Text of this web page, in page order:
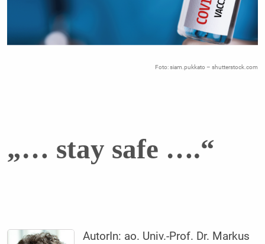
Foto: siam.pukkato – shutterstock.com
„… stay safe ….“
AutorIn: ao. Univ.-Prof. Dr. Markus